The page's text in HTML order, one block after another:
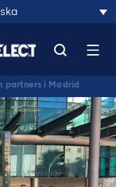
partners i Madrid